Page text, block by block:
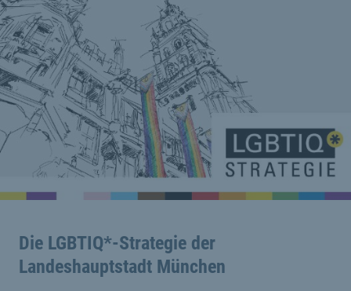
Die LGBTIQ*-Strategie der
Landeshauptstadt München